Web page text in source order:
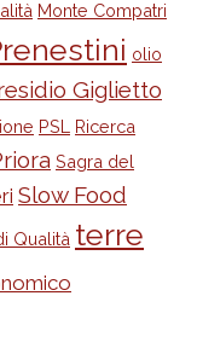
Monte Compatri
olio
Giglietto
PSL
Ricerca
Sagra del
Slow Food
Qualità terre